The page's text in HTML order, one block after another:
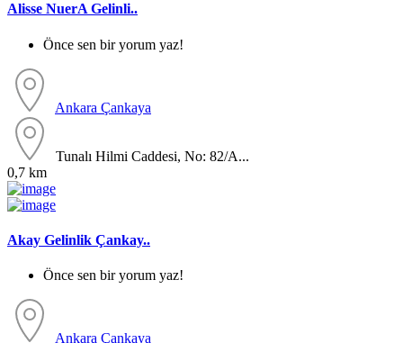
Alisse NuerA Gelinli..
Önce sen bir yorum yaz!
Ankara Çankaya
Tunalı Hilmi Caddesi, No: 82/A...
0,7 km
Akay Gelinlik Çankay..
Önce sen bir yorum yaz!
Ankara Çankaya